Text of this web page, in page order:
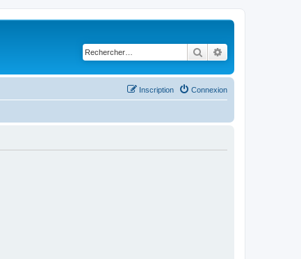
Rechercher
Connexion
Inscription